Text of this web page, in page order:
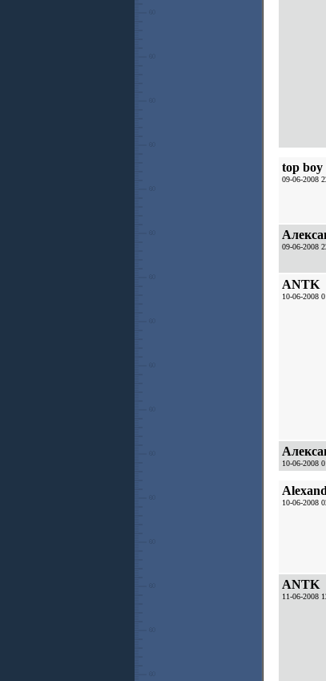
top boy
09-06-2008
09-06-2008
ANTK
10-06-2008
10-06-2008
10-06-2008
ANTK
11-06-2008